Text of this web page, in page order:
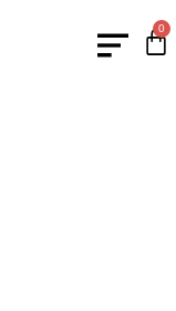
0